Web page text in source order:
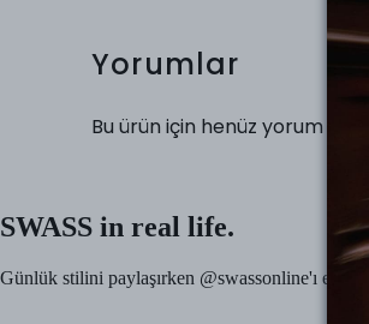
Yorumlar
Bu ürün için henüz yorum